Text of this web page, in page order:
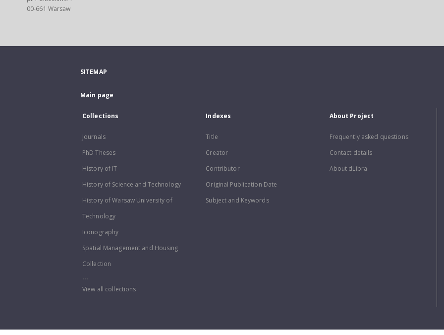
00-661 Warsaw
SITEMAP
Main page
Collections
Journals
PhD Theses
History of IT
History of Science and Technology
History of Warsaw University of
Technology
Iconography
Spatial Management and Housing
Collection
...
View all collections
Indexes
Title
Creator
Contributor
Original Publication Date
Subject and Keywords
About Project
Frequently asked questions
Contact details
About dLibra